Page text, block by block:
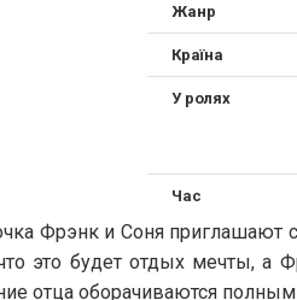
Жанр
Країна
У ролях
Час
Фрэнк и Соня приглашают
это будет отдых мечты, а
отца оборачиваются